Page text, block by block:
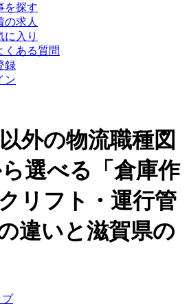
を探す
の求人
に入り
くある質問
録
ン
外の物流職種図
選べる「倉庫作
リフト・運行管
違いと滋賀県の
プ